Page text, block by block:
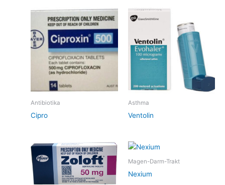
Antibiotika
Cipro
Asthma
Ventolin
Magen-Darm-Trakt
Nexium